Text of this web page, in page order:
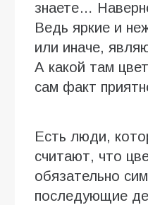
знаете…
Ведь яркие и
или иначе,
А какой там
сам факт
Есть люди,
считают, что
обязательно
последующие